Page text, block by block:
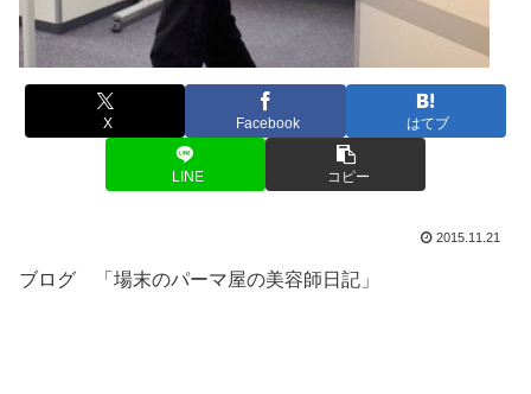
X Facebook はてブ
LINE コピー
2015.11.21
ブログ 「場末のパーマ屋の美容師日記」